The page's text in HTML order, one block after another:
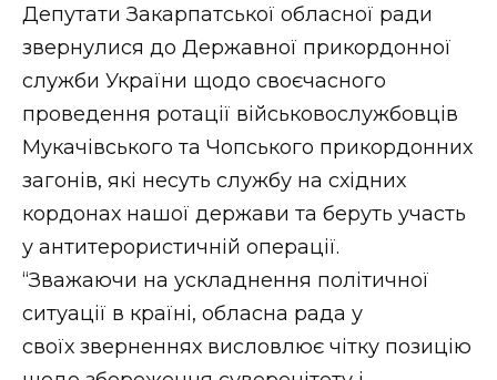
ФОТО
ВІДЕО
Депутати Закарпатської обласної ради
звернулися до Державної прикордонної
служби України щодо своєчасного
проведення ротації військовослужбовців
Мукачівського та Чопського прикордонних
загонів, які несуть службу на східних
кордонах нашої держави та беруть участь
у антитерористичній операції.
“Зважаючи на ускладнення політичної
ситуації в країні, обласна рада у
своїх зверненнях висловлює чітку позицію